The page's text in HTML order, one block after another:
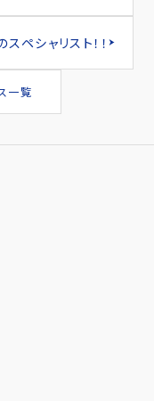
ペシャリスト！！
一覧